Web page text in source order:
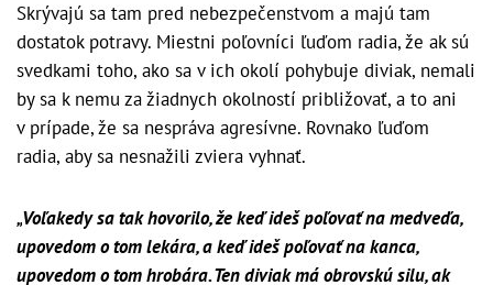
Skrývajú sa tam pred nebezpečenstvom a majú tam
dostatok potravy. Miestni poľovníci ľuďom radia, že ak sú
svedkami toho, ako sa v ich okolí pohybuje diviak, nemali
by sa k nemu za žiadnych okolností približovať, a to ani
v prípade, že sa nespráva agresívne. Rovnako ľuďom
radia, aby sa nesnažili zviera vyhnať.
„Voľakedy sa tak hovorilo, že keď ideš poľovať na medveďa,
upovedom o tom lekára, a keď ideš poľovať na kanca,
upovedom o tom hrobára. Ten diviak má obrovskú silu, ak